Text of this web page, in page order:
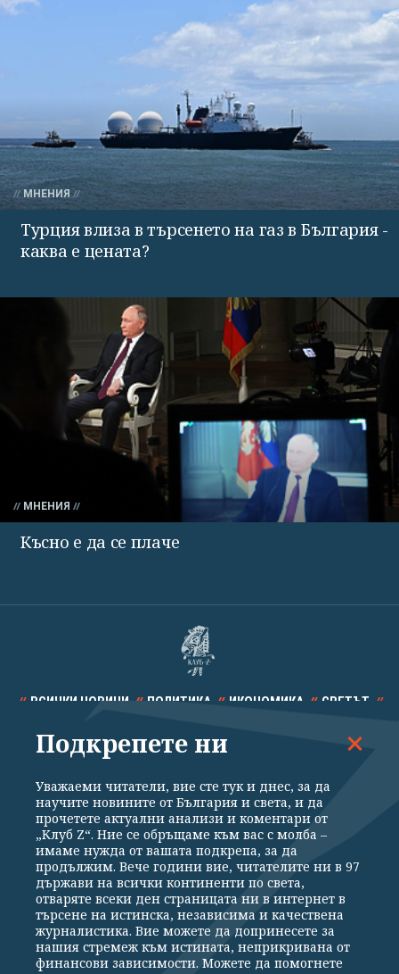
МНЕНИЯ
Турция влиза в търсенето на газ в България -
каква е цената?
МНЕНИЯ
Късно е да се плаче
ВСИЧКИ НОВИНИ ПОЛИТИКА ИКОНОМИКА СВЕТЪТ
СПОРТ КУЛТУРА ТЕХНОЛОГИИ КАЛЕЙДОСКОП
Общи условия
Политика за поверителност
Реклама
Партньори Контакти
За Клуб Z
Екип
Подкрепете ни
Подкрепете ни
Уважаеми читатели, вие сте тук и днес, за да
научите новините от България и света, и да
прочетете актуални анализи и коментари от
„Клуб Z“. Ние се обръщаме към вас с молба –
имаме нужда от вашата подкрепа, за да
продължим. Вече години вие, читателите ни в 97
държави на всички континенти по света,
отваряте всеки ден страницата ни в интернет в
търсене на истинска, независима и качествена
журналистика. Вие можете да допринесете за
нашия стремеж към истината, неприкривана от
финансови зависимости. Можете да помогнете